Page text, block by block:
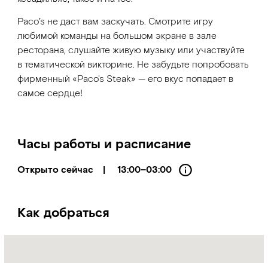
Paco’s не даст вам заскучать. Смотрите игру
любимой команды на большом экране в зале
ресторана, слушайте живую музыку или участвуйте
в тематической викторине. Не забудьте попробовать
фирменный «Paco's Steak» — его вкус попадает в
самое сердце!
Часы работы и расписание
Открыто сейчас | 13:00–03:00
Как добраться